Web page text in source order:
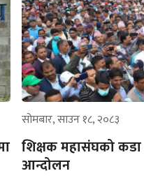
सोमबार, साउन १८, २०८३
शिक्षक महासंघको कडा
आन्दोलन